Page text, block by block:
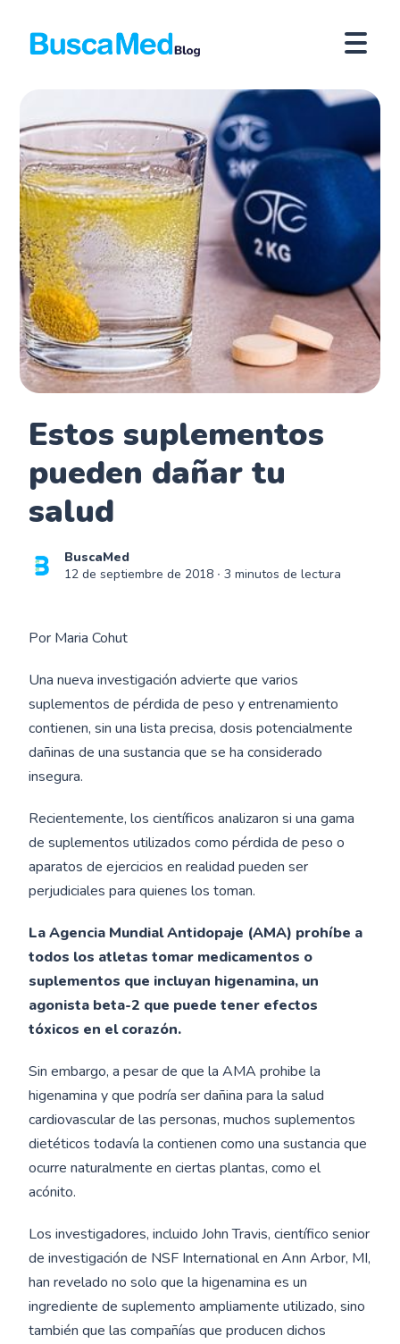
Estos suplementos
pueden dañar tu
salud
BuscaMed
12 de septiembre de 2018 ∙ 3 minutos de lectura
Por Maria Cohut
Una nueva investigación advierte que varios
suplementos de pérdida de peso y entrenamiento
contienen, sin una lista precisa, dosis potencialmente
dañinas de una sustancia que se ha considerado
insegura.
Recientemente, los científicos analizaron si una gama
de suplementos utilizados como pérdida de peso o
aparatos de ejercicios en realidad pueden ser
perjudiciales para quienes los toman.
La Agencia Mundial Antidopaje (AMA) prohíbe a
todos los atletas tomar medicamentos o
suplementos que incluyan higenamina, un
agonista beta-2 que puede tener efectos
tóxicos en el corazón.
Sin embargo, a pesar de que la AMA prohibe la
higenamina y que podría ser dañina para la salud
cardiovascular de las personas, muchos suplementos
dietéticos todavía la contienen como una sustancia que
ocurre naturalmente en ciertas plantas, como el
acónito.
Los investigadores, incluido John Travis, científico senior
de investigación de NSF International en Ann Arbor, MI,
han revelado no solo que la higenamina es un
ingrediente de suplemento ampliamente utilizado, sino
también que las compañías que producen dichos